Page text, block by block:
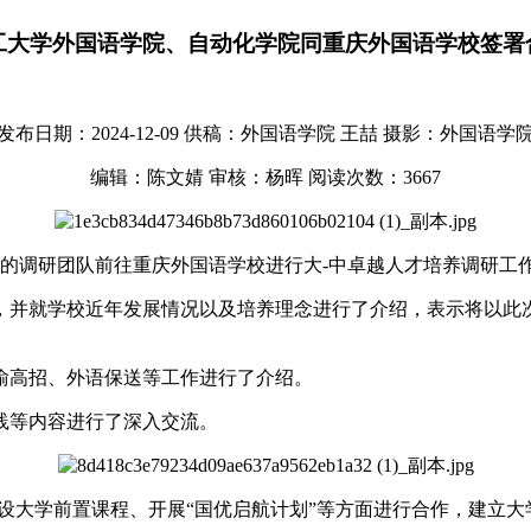
大学外国语学院、自动化学院同重庆外国语学校签署
布日期：2024-12-09 供稿：外国语学院 王喆 摄影：外国语学
编辑：陈文婧 审核：杨晖 阅读次数： 3667
调研团队前往重庆外国语学校进行大-中卓越人才培养调研工
就学校近年发展情况以及培养理念进行了介绍，表示将以
招、外语保送等工作进行了介绍。
内容进行了深入交流。
学前置课程、开展“国优启航计划”等方面进行合作，建立